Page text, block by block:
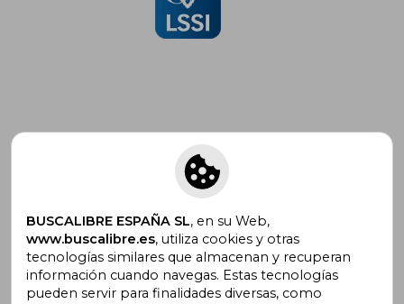
Suscríbete para recibir ofertas y
promociones
¿Necesitas ayuda?
BUSCALIBRE ESPAÑA SL, en su Web,
www.buscalibre.es, utiliza cookies y otras
tecnologías similares que almacenan y recuperan
información cuando navegas. Estas tecnologías
pueden servir para finalidades diversas, como